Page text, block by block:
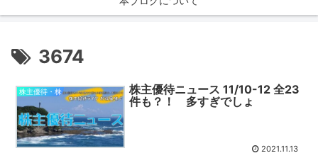
3674
株主優待・株
株主優待ニュース 11/10-12 全23
件も？！ 多すぎでしょ
2021.11.13